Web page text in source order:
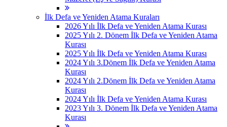
İlk Defa ve Yeniden Atama Kuraları
2026 Yılı İlk Defa ve Yeniden Atama Kurası
2025 Yılı 2. Dönem İlk Defa ve Yeniden Atama
Kurası
2025 Yılı İlk Defa ve Yeniden Atama Kurası
2024 Yılı 3.Dönem İlk Defa ve Yeniden Atama
Kurası
2024 Yılı 2.Dönem İlk Defa ve Yeniden Atama
Kurası
2024 Yılı İlk Defa ve Yeniden Atama Kurası
2023 Yılı 3. Dönem İlk Defa ve Yeniden Atama
Kurası